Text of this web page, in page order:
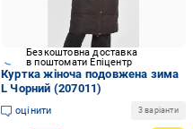
Безкоштовна доставка
в поштомати Епіцентр
Куртка жіноча подовжена зима
L Чорний (207011)
оцінити 3 варіанти